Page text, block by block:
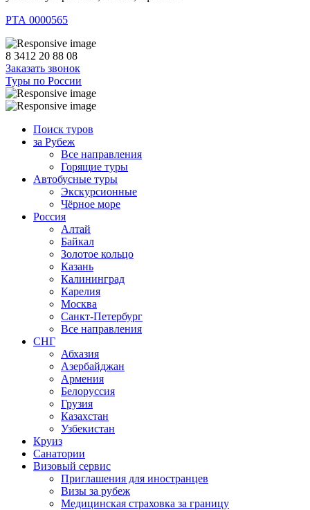
РТА 0000565
8 3412 20 88 08
Заказать звонок
Туры по России
Поиск туров
за Рубеж
Все направления
Горящие туры
Автобусные туры
Экскурсионные
Чёрное море
Россия
Алтай
Байкал
Золотое кольцо
Казань
Калининград
Карелия
Москва
Санкт-Петербург
Все направления
СНГ
Абхазия
Азербайджан
Армения
Белоруссия
Грузия
Казахстан
Узбекистан
Круиз
Санатории
Визовый сервис
Приглашения для иностранцев
Визы за рубеж
Медицинская страховка за границу